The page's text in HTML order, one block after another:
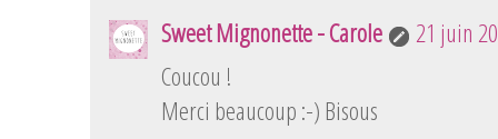
Sweet Mignonette - Carole
21 juin
Coucou !
Merci beaucoup :-) Bisous